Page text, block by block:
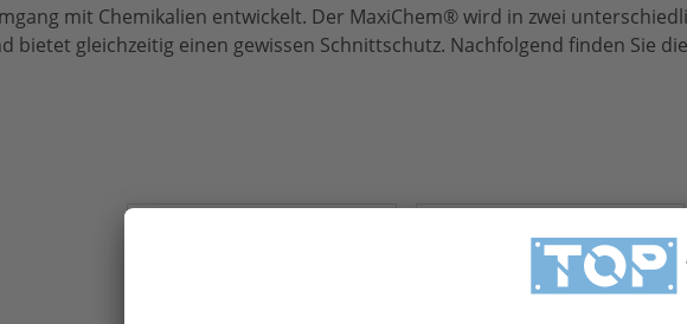
mit Chemikalien entwickelt. Der MaxiChem® wird in zwei
bietet gleichzeitig einen gewissen Schnittschutz. Nachfolgend finden Sie